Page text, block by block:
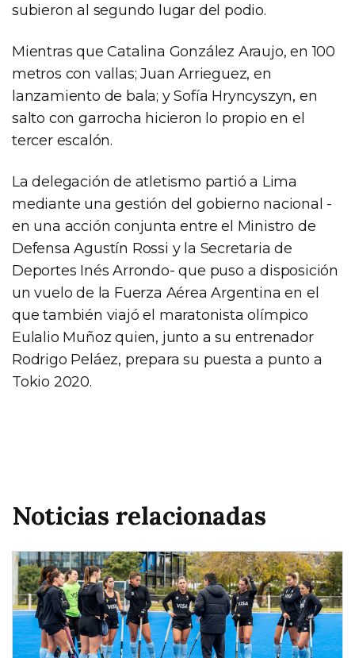
subieron al segundo lugar del podio.
Mientras que Catalina González Araujo, en 100
metros con vallas; Juan Arrieguez, en
lanzamiento de bala; y Sofía Hryncyszyn, en
salto con garrocha hicieron lo propio en el
tercer escalón.
La delegación de atletismo partió a Lima
mediante una gestión del gobierno nacional -
en una acción conjunta entre el Ministro de
Defensa Agustín Rossi y la Secretaria de
Deportes Inés Arrondo- que puso a disposición
un vuelo de la Fuerza Aérea Argentina en el
que también viajó el maratonista olímpico
Eulalio Muñoz quien, junto a su entrenador
Rodrigo Peláez, prepara su puesta a punto a
Tokio 2020.
Noticias relacionadas